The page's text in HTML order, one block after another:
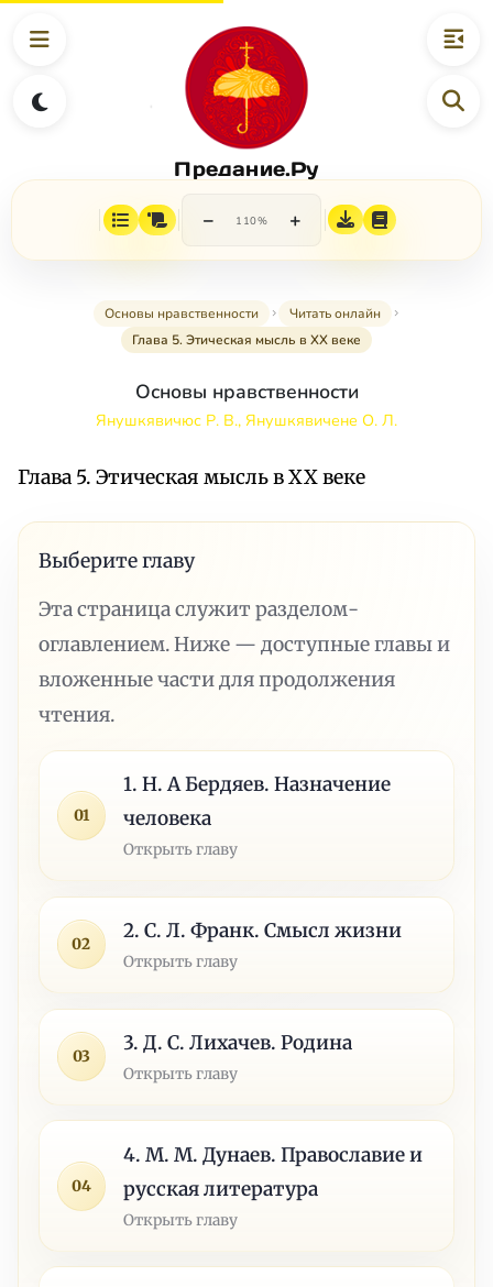
Предание.Ру
− 110% +
Основы нравственности
Читать онлайн
Глава 5. Этическая мысль в XX веке
Основы нравственности
Янушкявичюс Р. В., Янушкявичене О. Л.
Глава 5. Этическая мысль в XX веке
Выберите главу
Эта страница служит разделом-
оглавлением. Ниже — доступные главы и
вложенные части для продолжения
чтения.
01
1. Н. А Бердяев. Назначение
человека
Открыть главу
02
2. С. Л. Франк. Смысл жизни
Открыть главу
03
3. Д. С. Лихачев. Родина
Открыть главу
04
4. М. М. Дунаев. Православие и
русская литература
Открыть главу